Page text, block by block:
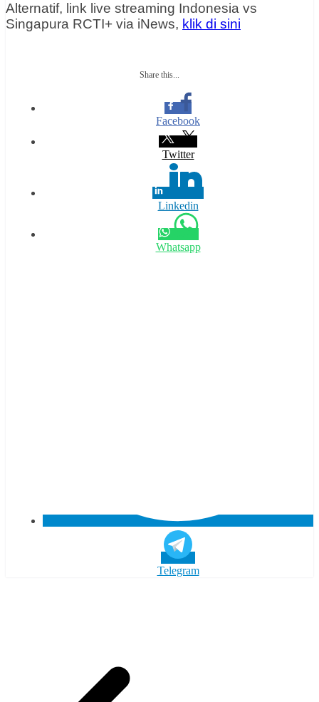
Alternatif, link live streaming Indonesia vs
Singapura RCTI+ via iNews, klik di sini
Share this...
Facebook
Twitter
Linkedin
Whatsapp
Telegram